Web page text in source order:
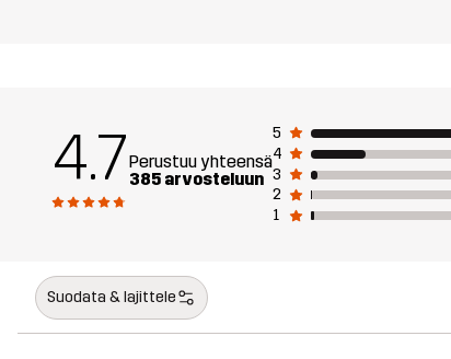
4.7Perustuu yhteensä
385 arvosteluun
5
4
3
2
1
Suodata & lajittele